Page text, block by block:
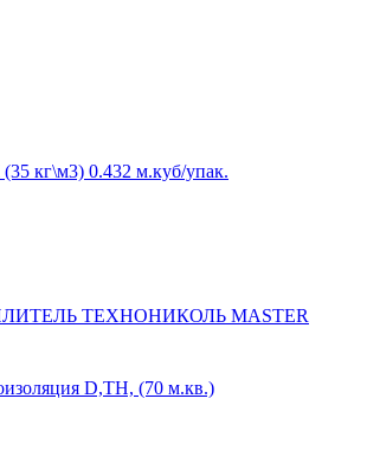
0.432 м.куб/упак.
ТЕХНОНИКОЛЬ MASTER
D,ТН, (70 м.кв.)